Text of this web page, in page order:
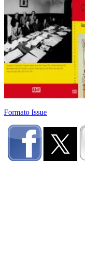
Formato Issue